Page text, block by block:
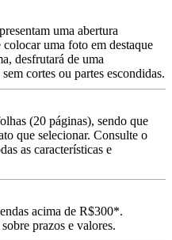
uma abertura
uma foto em destaque
desfrutará de uma
cortes ou partes escondidas.
(20 páginas), sendo que
que selecionar. Consulte o
as características e
acima de R$300*.
prazos e valores.